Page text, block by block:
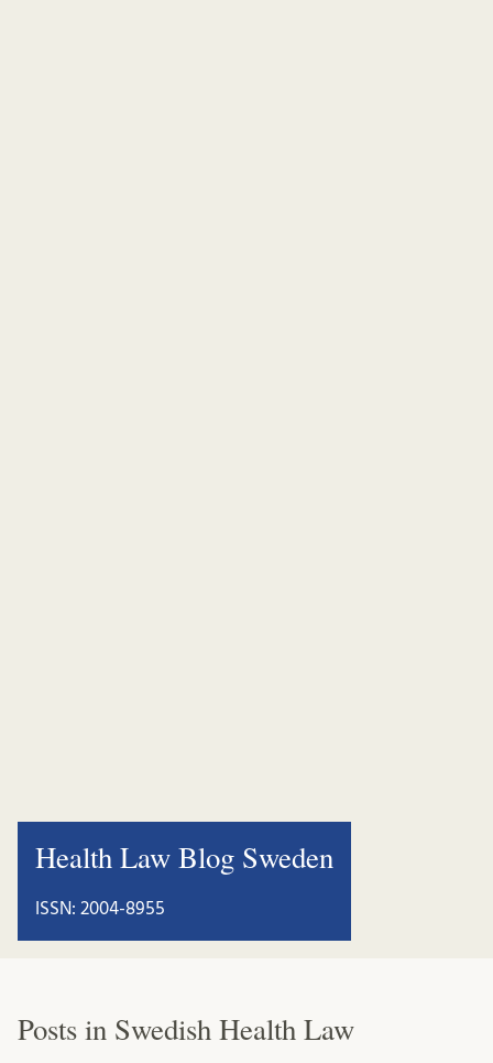
Health Law Blog Sweden
ISSN: 2004-8955
Posts in Swedish Health Law